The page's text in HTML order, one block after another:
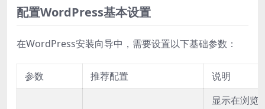
配置WordPress基本设置
在WordPress安装向导中，需要设置以下基础参数：
参数 推荐配置 说明
显示在浏览